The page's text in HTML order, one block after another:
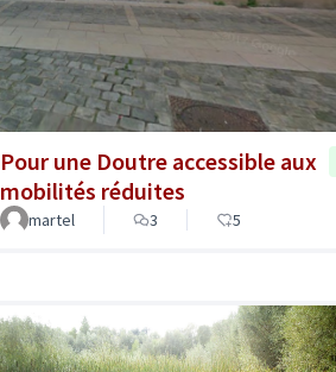
Pour une Doutre accessible aux
mobilités réduites
martel 3 5